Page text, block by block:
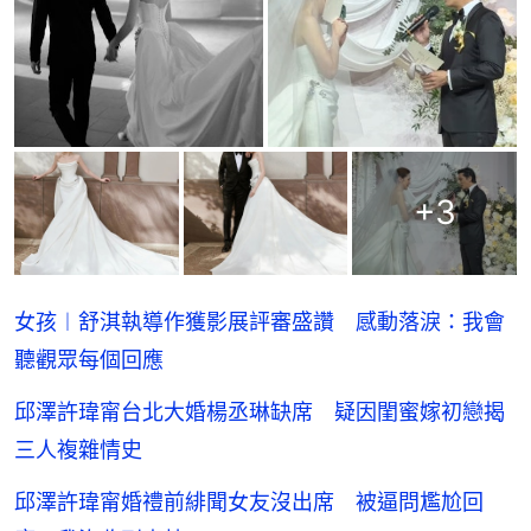
+3
女孩︱舒淇執導作獲影展評審盛讚 感動落淚：我會
聽觀眾每個回應
邱澤許瑋甯台北大婚楊丞琳缺席 疑因閨蜜嫁初戀揭
三人複雜情史
邱澤許瑋甯婚禮前緋聞女友沒出席 被逼問尷尬回